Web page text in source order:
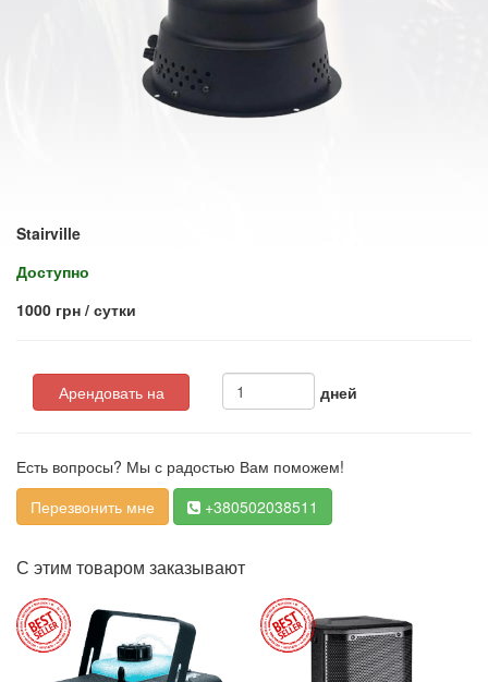
Stairville
Доступно
1000 грн / сутки
Арендовать на дней
Есть вопросы? Мы с радостью Вам поможем!
Перезвонить мне
+380502038511
С этим товаром заказывают